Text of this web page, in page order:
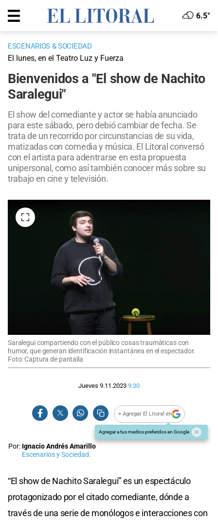
6.5°
ESCENARIOS & SOCIEDAD
El lunes, en el Teatro Luz y Fuerza
Bienvenidos a "El show de Nachito
Saralegui"
El show del comediante y actor se había anunciado
para este sábado, pero debió cambiar de fecha. Se
trata de un recorrido por circunstancias de su vida,
matizadas con comedia y música. El Litoral conversó
con el artista para adentrarse en esta propuesta
unipersonal, como así también conocer más sobre su
trabajo en cine y televisión.
Saralegui compartiendo con el público cosas traumáticas con
humor, que generan identificación instantánea en el espectador.
Foto: Captura de pantalla
Jueves 9.11.2023 9:30
+ Agregar El Litoral en
Agregar a tus medios preferidos en Google
Por: Ignacio Andrés Amarillo
Escenarios y Sociedad.
“El show de Nachito Saralegui” es un espectáculo
protagonizado por el citado comediante, dónde a
través de una serie de monólogos e interacciones con